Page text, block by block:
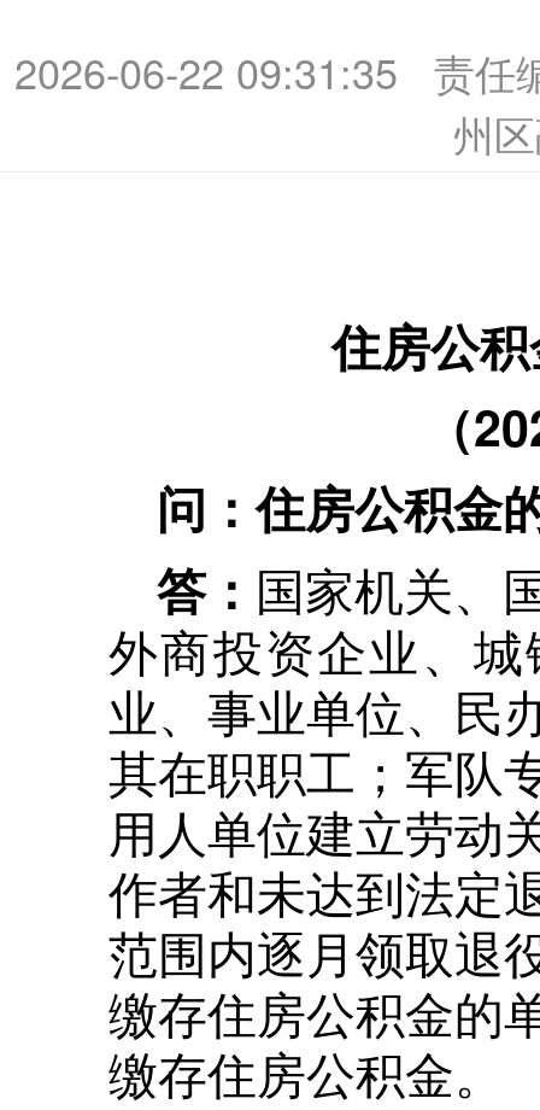
2026-06-22 09:31:35
责任
州
住房公
（
问：住房公积金
答： 国家机关、
外商投资企业、
业、事业单位、民
其在职职工；军队
用人单位建立劳动
作者和未达到法定
范围内逐月领取退
缴存住房公积金的
缴存住房公积金。